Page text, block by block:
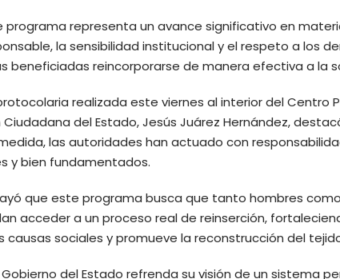
representa un avance significativo en
la sensibilidad institucional y el respeto a los
beneficiadas reincorporarse de manera efectiva a la
realizada este viernes al interior del Centro
del Estado, Jesús Juárez Hernández,
las autoridades han actuado con
y bien fundamentados.
que este programa busca que tanto hombres
acceder a un proceso real de reinserción,
sociales y promueve la reconstrucción del
del Estado refrenda su visión de un sistema